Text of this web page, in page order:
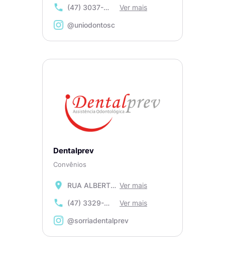
Blumenau (SC)
(47) 3037-
Ver mais
@uniodontosc
Dentalprev
Convênios
RUA ALBERTO
Velha -
Blumenau (SC)
Ver mais
(47) 3329-
Ver mais
@sorriadentalprev